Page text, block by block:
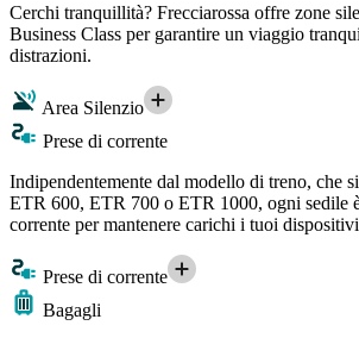
Cerchi tranquillità? Frecciarossa offre zone
Business Class per garantire un viaggio
distrazioni.
Area Silenzio
Prese di corrente
Indipendentemente dal modello di treno, che
ETR 600, ETR 700 o ETR 1000, ogni sedile
corrente per mantenere carichi i tuoi
Prese di corrente
Bagagli